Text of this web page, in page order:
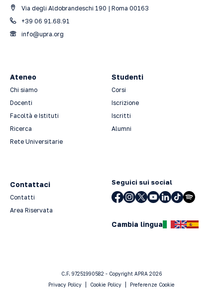
Via degli Aldobrandeschi 190 | Roma 00163
+39 06 91.68.91
info@upra.org
Ateneo
Chi siamo
Docenti
Facoltà e Istituti
Ricerca
Rete Universitarie
Studenti
Corsi
Iscrizione
Iscritti
Alumni
Contattaci
Contatti
Area Riservata
Seguici sui social
Cambia lingua
C.F. 97251990582 - Copyright APRA 2026
Privacy Policy
Cookie Policy Preferenze Cookie